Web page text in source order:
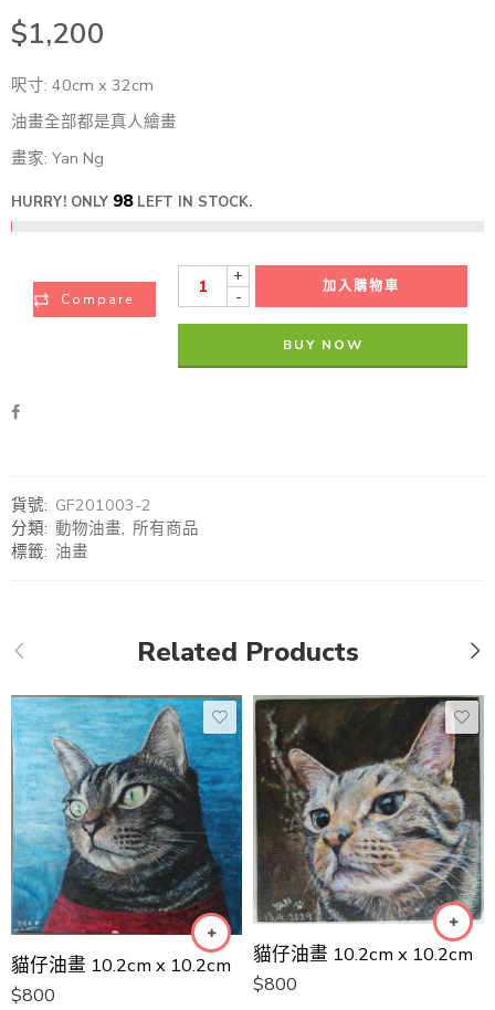
$1,200
呎寸: 40cm x 32cm
油畫全部都是真人繪畫
畫家: Yan Ng
HURRY! ONLY 98LEFT IN STOCK.
+
-
加入購物車
BUY NOW
Compare
貨號: GF201003-2
分類: 動物油畫, 所有商品
標籤: 油畫
Related Products
貓仔油畫 10.2cm x 10.2cm
$800
貓仔油畫 10.2cm x 10.2cm
$800